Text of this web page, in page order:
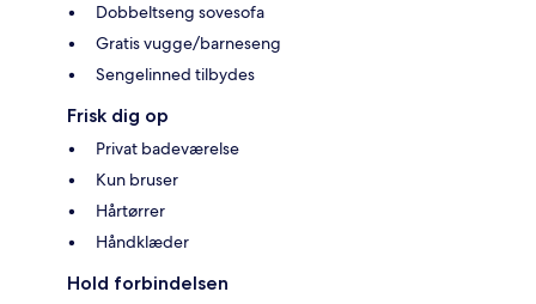
Dobbeltseng sovesofa
Gratis vugge/barneseng
Sengelinned tilbydes
Frisk dig op
Privat badeværelse
Kun bruser
Hårtørrer
Håndklæder
Hold forbindelsen